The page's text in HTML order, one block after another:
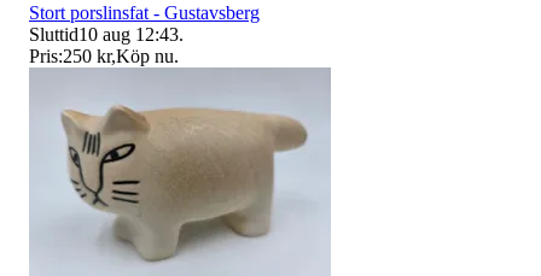
Stort porslinsfat - Gustavsberg
Sluttid10 aug 12:43.
Pris:250 kr,Köp nu.